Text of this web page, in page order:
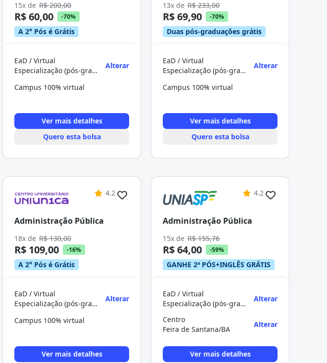
15x de R$ 200,00
R$ 60,00 -70%
A 2° Pós é Grátis
EaD / Virtual
Especialização (pós-graduação)
Alterar
Campus 100% virtual
Ver mais detalhes
Quero esta bolsa
13x de R$ 233,00
R$ 69,90 -70%
Duas pós-graduações grátis
EaD / Virtual
Especialização (pós-graduação)
Alterar
Campus 100% virtual
Ver mais detalhes
Quero esta bolsa
4.2
Administração Pública
18x de R$ 130,00
R$ 109,00 -16%
A 2° Pós é Grátis
EaD / Virtual
Especialização (pós-graduação)
Alterar
Campus 100% virtual
Ver mais detalhes
4.2
Administração Pública
15x de R$ 155,76
R$ 64,00 -59%
GANHE 2ª PÓS+INGLÊS GRÁTIS
EaD / Virtual
Especialização (pós-graduação)
Alterar
Centro
Feira de Santana/BA
Alterar
Ver mais detalhes